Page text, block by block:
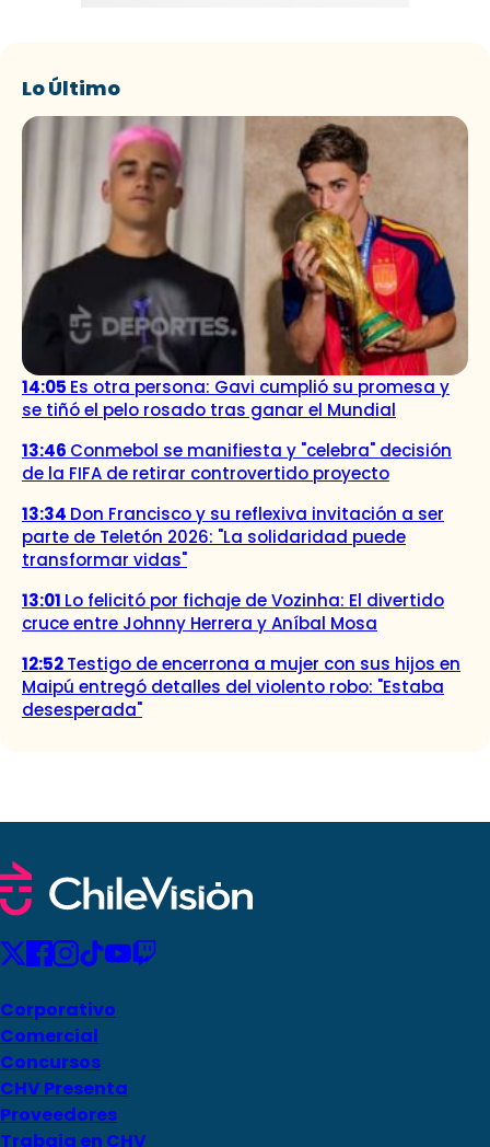
Lo Último
14:05 Es otra persona: Gavi cumplió su promesa y
se tiñó el pelo rosado tras ganar el Mundial
13:46 Conmebol se manifiesta y "celebra" decisión
de la FIFA de retirar controvertido proyecto
13:34 Don Francisco y su reflexiva invitación a ser
parte de Teletón 2026: "La solidaridad puede
transformar vidas"
13:01 Lo felicitó por fichaje de Vozinha: El divertido
cruce entre Johnny Herrera y Aníbal Mosa
12:52Testigo de encerrona a mujer con sus hijos en
Maipú entregó detalles del violento robo: "Estaba
desesperada"
Corporativo
Comercial
Concursos
CHV Presenta
Proveedores
Trabaja en CHV